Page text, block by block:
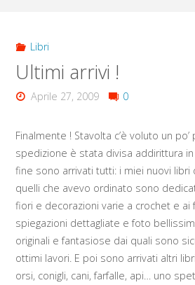
Libri
Ultimi arrivi !
Aprile 27, 2009 0
Finalmente ! Stavolta c’è voluto un
spedizione è stata divisa addirittura
fine sono arrivati tutti: i miei nuovi libri
quelli che avevo ordinato sono
fiori e decorazioni varie a crochet e ai
spiegazioni dettagliate e foto
originali e fantasiose dai quali sono
ottimi lavori. E poi sono arrivati altri
orsi, conigli, cani, farfalle, api… uno